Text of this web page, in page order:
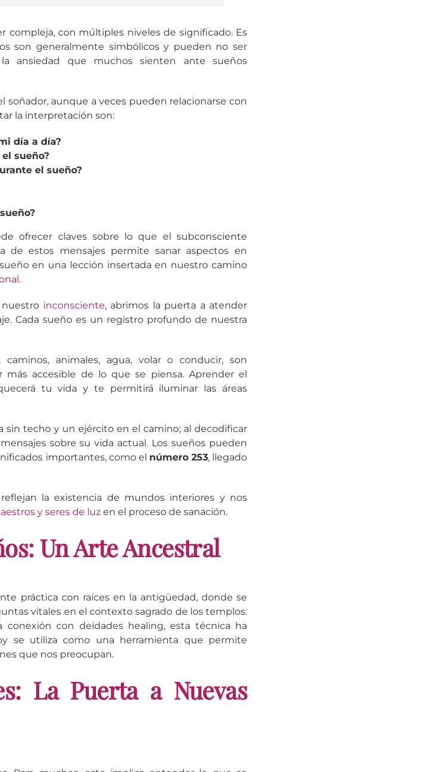
compleja, con múltiples niveles de significado. Es
son generalmente simbólicos y pueden no ser
ansiedad que muchos sienten ante sueños
soñador, aunque a veces pueden relacionarse con
la interpretación son:
día a día?
sueño?
el sueño?
ofrecer claves sobre lo que el subconsciente
de estos mensajes permite sanar aspectos en
en una lección insertada en nuestro camino
.
inconsciente, abrimos la puerta a atender
Cada sueño es un registro profundo de nuestra
caminos, animales, agua, volar o conducir, son
accesible de lo que se piensa. Aprender el
tu vida y te permitirá iluminar las áreas
sin techo y un ejército en el camino; al decodificar
sobre su vida actual. Los sueños pueden
importantes, como el número 253, llegado
reflejan la existencia de mundos interiores y nos
y seres de luz en el proceso de sanación.
Un Arte Ancestral
práctica con raíces en la antigüedad, donde se
vitales en el contexto sagrado de los templos.
conexión con deidades healing, esta técnica ha
se utiliza como una herramienta que permite
que nos preocupan.
La Puerta a Nuevas